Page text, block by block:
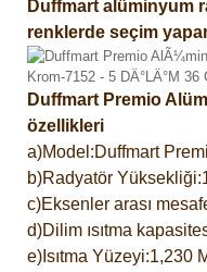
Duffmart alüminyum
renklerde seçim
Duffmart Premio
özellikleri
a)Model:Duffmart
b)Radyatör
c)Eksenler arası
d)Dilim ısıtma
e)Isıtma Yüzeyi:1,230